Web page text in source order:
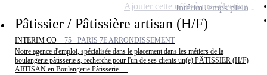
Pâtissier / Pâtissière artisan (H/F)
INTERIM CO - 75 - PARIS 7E ARRONDISSEMENT
Notre agence d'emploi, spécialisée dans le placement dans les métiers de la
boulangerie pâtisserie s, recherche pour l'un de ses clients un(e) PÂTISSIER (H/F)
ARTISAN en Boulangerie Pâtisserie ....
IntérimTemps plein
Ajouter cette offre à ma sélection